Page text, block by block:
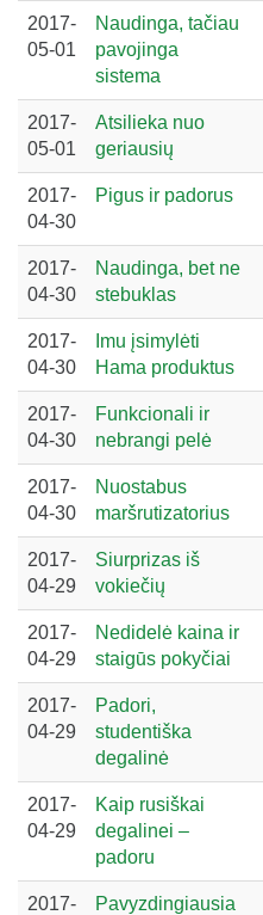
2017-
05-01
Naudinga, tačiau
pavojinga
sistema
2017-
05-01
Atsilieka nuo
geriausių
2017-
04-30
Pigus ir padorus
2017-
04-30
Naudinga, bet ne
stebuklas
2017-
04-30
Imu įsimylėti
Hama produktus
2017-
04-30
Funkcionali ir
nebrangi pelė
2017-
04-30
Nuostabus
maršrutizatorius
2017-
04-29
Siurprizas iš
vokiečių
2017-
04-29
Nedidelė kaina ir
staigūs pokyčiai
2017-
04-29
Padori,
studentiška
degalinė
2017-
04-29
Kaip rusiškai
degalinei –
padoru
2017-
Pavyzdingiausia